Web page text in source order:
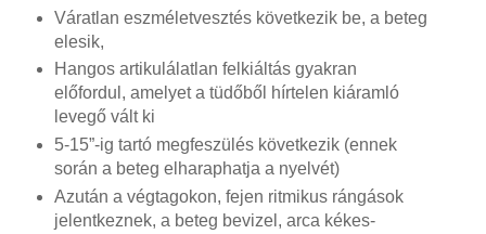
Váratlan eszméletvesztés következik be, a beteg
elesik,
Hangos artikulálatlan felkiáltás gyakran
előfordul, amelyet a tüdőből hírtelen kiáramló
levegő vált ki
5-15”-ig tartó megfeszülés következik (ennek
során a beteg elharaphatja a nyelvét)
Azután a végtagokon, fejen ritmikus rángások
jelentkeznek, a beteg bevizel, arca kékes-